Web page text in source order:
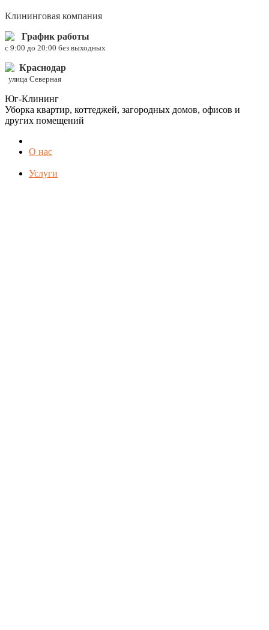
Клининговая компания
График работы
c 9:00 до 20:00 без выходных
Краснодар
улица Северная
Юг-Клининг
Уборка квартир, коттеджей, загородных домов, офисов и
других помещений
О нас
Услуги